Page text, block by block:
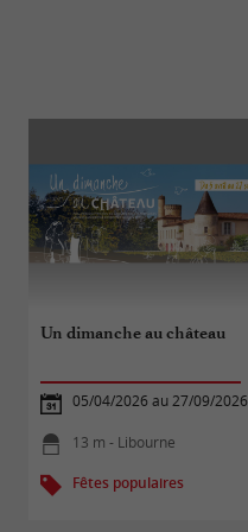
Un dimanche au château
05/04/2026 au 27/09/2026
13 m - Libourne
Fêtes populaires